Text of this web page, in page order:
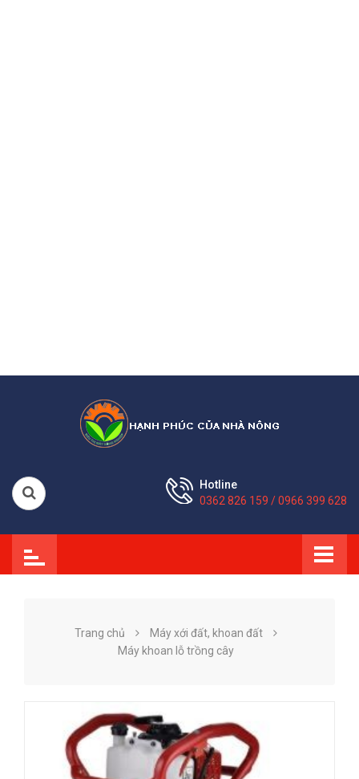
Hotline
0362 826 159 / 0966 399 628
Trang chủ
Máy xới đất, khoan đất
Máy khoan lỗ trồng cây